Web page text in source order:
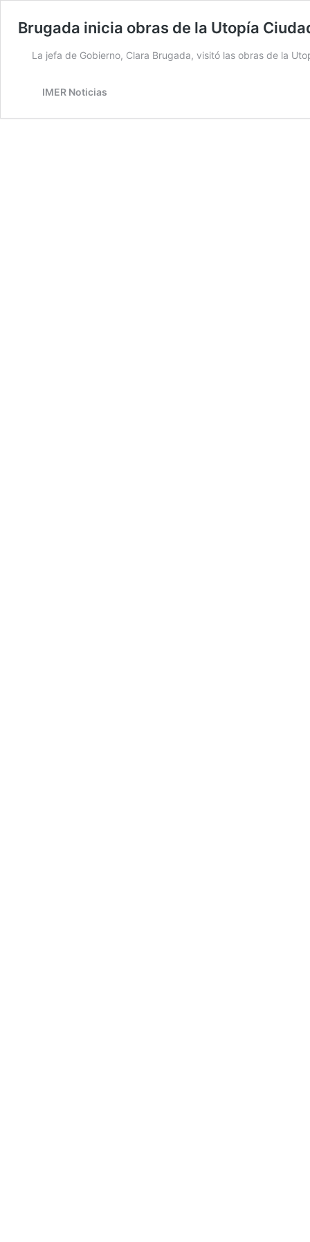
Brugada inicia obras de la Utopía
La jefa de Gobierno, Clara Brugada, visitó las obras de la
IMER Noticias